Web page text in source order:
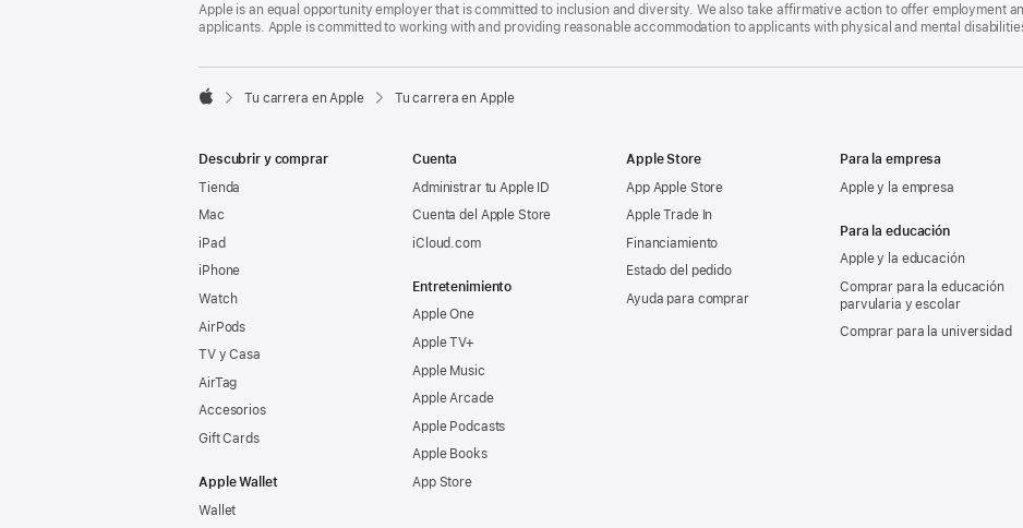
Footer
Apple is an equal opportunity employer that is committed to inclusion and diversity. We also take affirmative action to offer employment
applicants. Apple is committed to working with and providing reasonable accommodation to applicants with physical and mental

Tu carrera en Apple Tu carrera en Apple
Descubrir y comprar
Tienda
Mac
iPad
iPhone
Watch
AirPods
TV y Casa
AirTag
Accesorios
Gift Cards
Apple Wallet
Wallet
Cuenta
Administrar tu Apple ID
Cuenta del Apple Store
iCloud.com
Entretenimiento
Apple One
Apple TV+
Apple Music
Apple Arcade
Apple Podcasts
Apple Books
App Store
Apple Store
App Apple Store
Apple Trade In
Financiamiento
Estado del pedido
Ayuda para comprar
Para la empresa
Apple y la empresa
Para la educación
Apple y la educación
Comprar para la educación
parvularia y escolar
Comprar para la universidad